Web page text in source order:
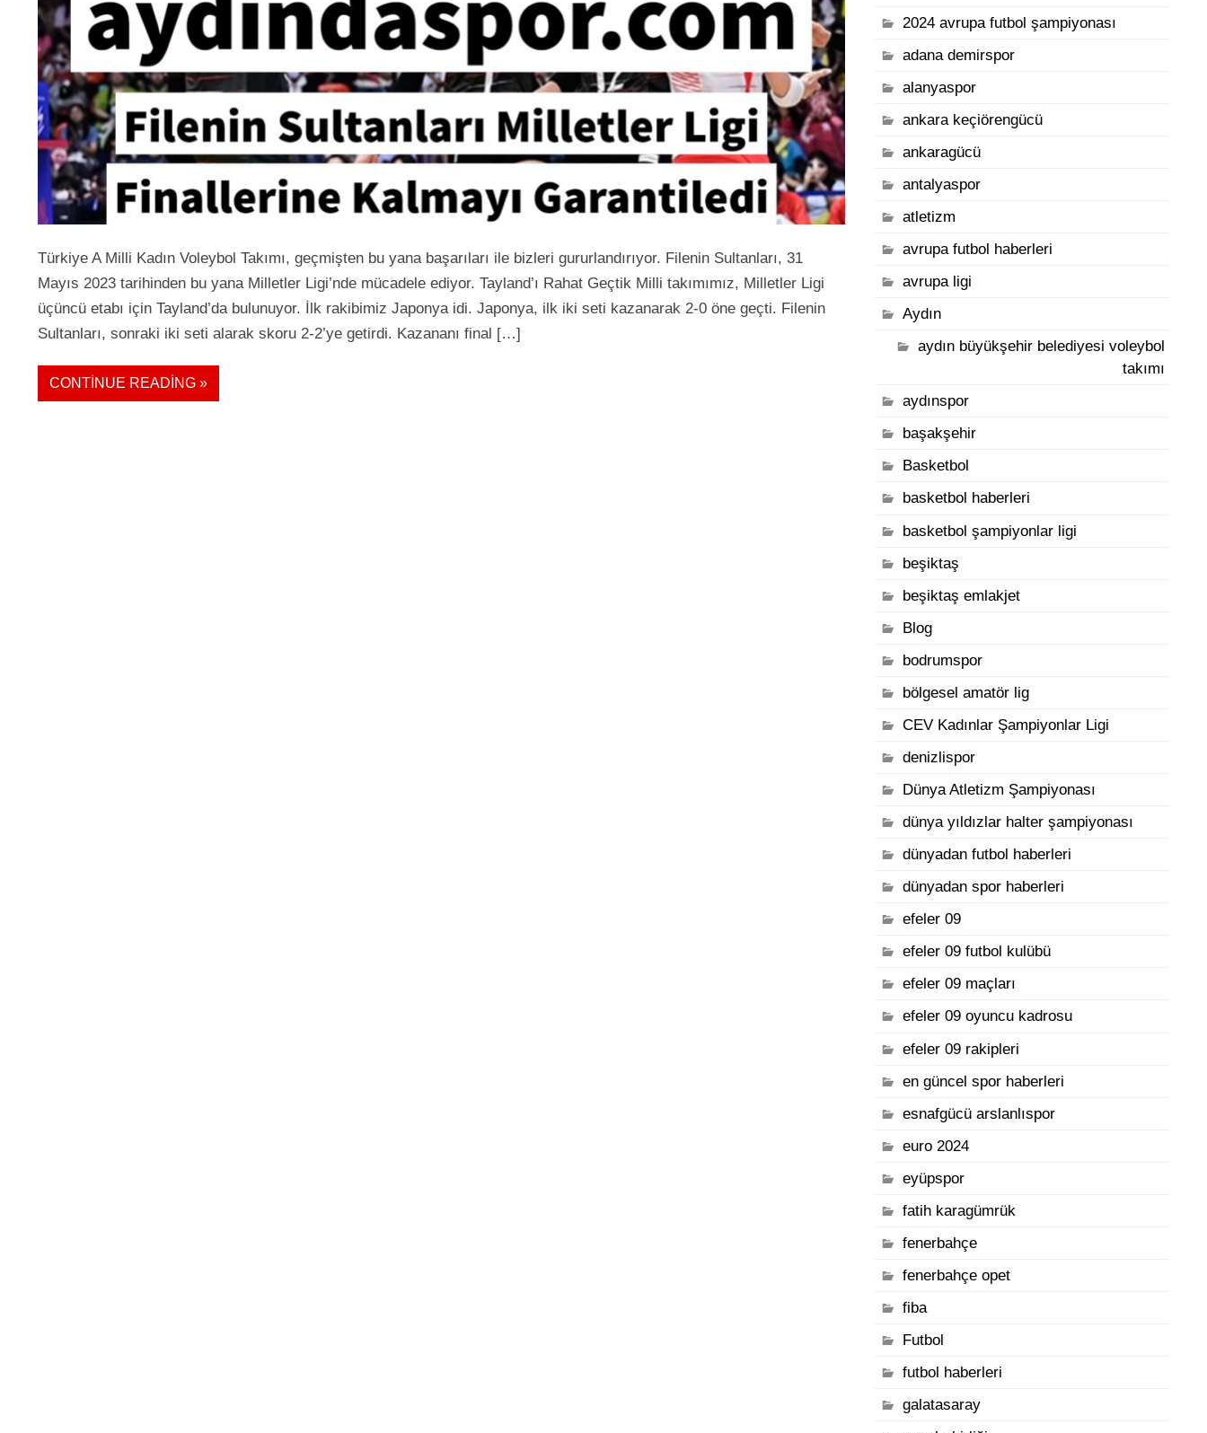
Türkiye A Milli Kadın Voleybol Takımı, geçmişten bu yana başarıları ile bizleri gururlandırıyor. Filenin Sultanları, 31
Mayıs 2023 tarihinden bu yana Milletler Ligi’nde mücadele ediyor. Tayland’ı Rahat Geçtik Milli takımımız, Milletler Ligi
üçüncü etabı için Tayland’da bulunuyor. İlk rakibimiz Japonya idi. Japonya, ilk iki seti kazanarak 2-0 öne geçti. Filenin
Sultanları, sonraki iki seti alarak skoru 2-2’ye getirdi. Kazananı final […]
CONTINUE READING »
2024 avrupa futbol şampiyonası
adana demirspor
alanyaspor
ankara keçiörengücü
ankaragücü
antalyaspor
atletizm
avrupa futbol haberleri
avrupa ligi
Aydın
aydın büyükşehir belediyesi voleybol
takımı
aydınspor
başakşehir
Basketbol
basketbol haberleri
basketbol şampiyonlar ligi
beşiktaş
beşiktaş emlakjet
Blog
bodrumspor
bölgesel amatör lig
CEV Kadınlar Şampiyonlar Ligi
denizlispor
Dünya Atletizm Şampiyonası
dünya yıldızlar halter şampiyonası
dünyadan futbol haberleri
dünyadan spor haberleri
efeler 09
efeler 09 futbol kulübü
efeler 09 maçları
efeler 09 oyuncu kadrosu
efeler 09 rakipleri
en güncel spor haberleri
esnafgücü arslanlıspor
euro 2024
eyüpspor
fatih karagümrük
fenerbahçe
fenerbahçe opet
fiba
Futbol
futbol haberleri
galatasaray